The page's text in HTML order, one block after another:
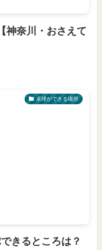
神奈川・おさえて
卓球ができる場所
きるところは？